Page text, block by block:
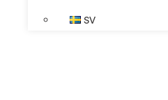
SV